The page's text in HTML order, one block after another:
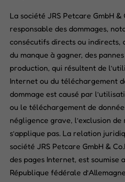
La société JRS Petcare GmbH &
responsable des dommages,
consécutifs directs ou indirects,
du manque à gagner, des
production, qui résultent de
Internet ou du téléchargement
dommage est causé par
ou le téléchargement de
négligence grave, l’exclusion
s’applique pas. La relation
société JRS Petcare GmbH &
des pages Internet, est soumise
République fédérale